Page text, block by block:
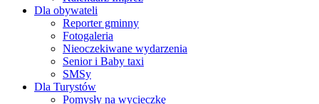
Dla obywateli
Reporter gminny
Fotogaleria
Nieoczekiwane wydarzenia
Senior i Baby taxi
SMSy
Dla Turystów
Pomysły na wycieczkę